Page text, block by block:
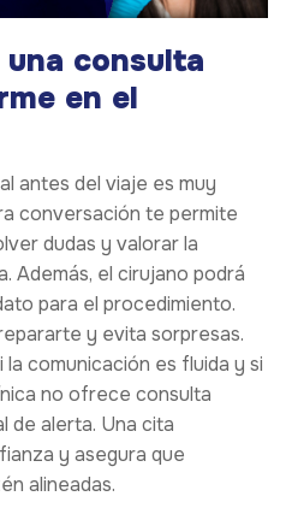
consulta
en el
antes del viaje es muy
conversación te permite
dudas y valorar la
Además, el cirujano podrá
para el procedimiento.
y evita sorpresas.
comunicación es fluida y si
no ofrece consulta
de alerta. Una cita
y asegura que
alineadas.